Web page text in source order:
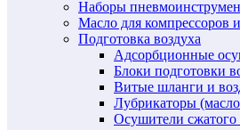
Наборы
Масло для компрессоров
Подготовка воздуха
Адсорбционные
Блоки подготовки
Витые шланги и
Лубрикаторы
Осушители сжатого